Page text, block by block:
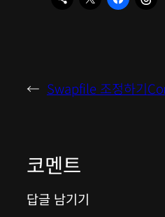
← Swapfile 조정하기
코멘트
답글 남기기